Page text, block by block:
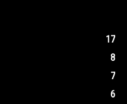
17
8
7
6